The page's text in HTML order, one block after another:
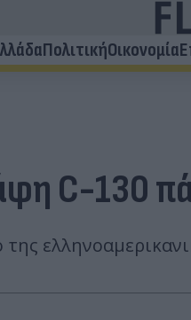
ΠολιτικήΟικονομία
C-130